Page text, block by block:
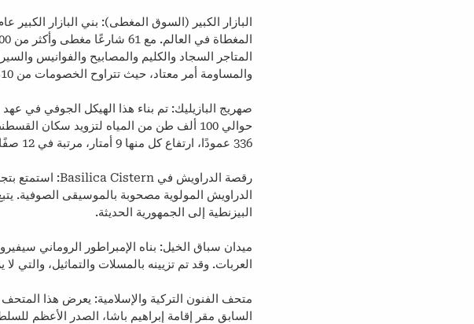
المتاجر السجاد والكليم والمصابيح والفوانيس
والمساومة أمر معتاد، حيث تتراوح الخصومات من 10% إلى 40%.
336 عمودًا، ارتفاع كل منها 9 أمتار، مرتبة في 12 صفًا من 28 عمودًا.
الدراويش المولوية مصحوبة بالموسيقى الصوفية.
البيزنطية إلى الجمهورية الحديثة.
ميدان سباق الخيل: بناه الإمبراطور الروماني
العربات. وقد تم تزيينه بالمسلات والتماثيل، والتي
السابق مقر إقامة إبراهيم باشا، الصدر الأعظم